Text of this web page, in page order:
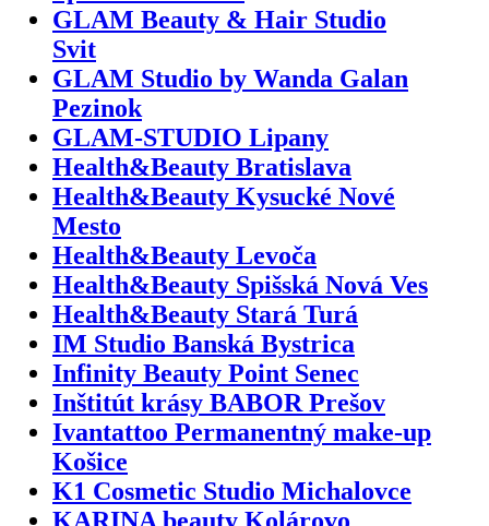
GLAM Beauty & Hair Studio
Svit
GLAM Studio by Wanda Galan
Pezinok
GLAM-STUDIO Lipany
Health&Beauty Bratislava
Health&Beauty Kysucké Nové
Mesto
Health&Beauty Levoča
Health&Beauty Spišská Nová Ves
Health&Beauty Stará Turá
IM Studio Banská Bystrica
Infinity Beauty Point Senec
Inštitút krásy BABOR Prešov
Ivantattoo Permanentný make-up
Košice
K1 Cosmetic Studio Michalovce